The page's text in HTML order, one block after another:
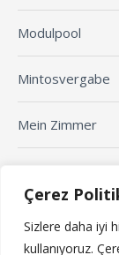
Çerez
Sizlere daha iyi
kullanıyoruz.
Modulpool
Mintosvergabe
Mein Zimmer
Yaklaşan